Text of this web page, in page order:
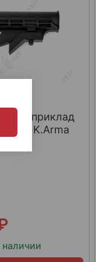
приклад
/ K.Arma
наличии